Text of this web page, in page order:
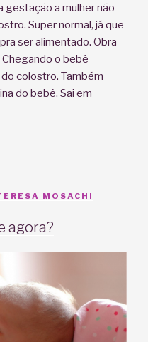
gestação a mulher não
Super normal, já que
ser alimentado. Obra
o bebê
colostro. Também
do bebê. Sai em
MOSACHI
agora?